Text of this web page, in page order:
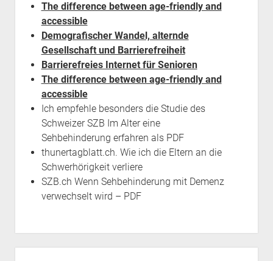
The difference between age-friendly and
accessible
Demografischer Wandel, alternde
Gesellschaft und Barrierefreiheit
Barrierefreies Internet für Senioren
The difference between age-friendly and
accessible
Ich empfehle besonders die Studie des
Schweizer SZB Im Alter eine
Sehbehinderung erfahren als PDF
thunertagblatt.ch. Wie ich die Eltern an die
Schwerhörigkeit verliere
SZB.ch Wenn Sehbehinderung mit Demenz
verwechselt wird – PDF